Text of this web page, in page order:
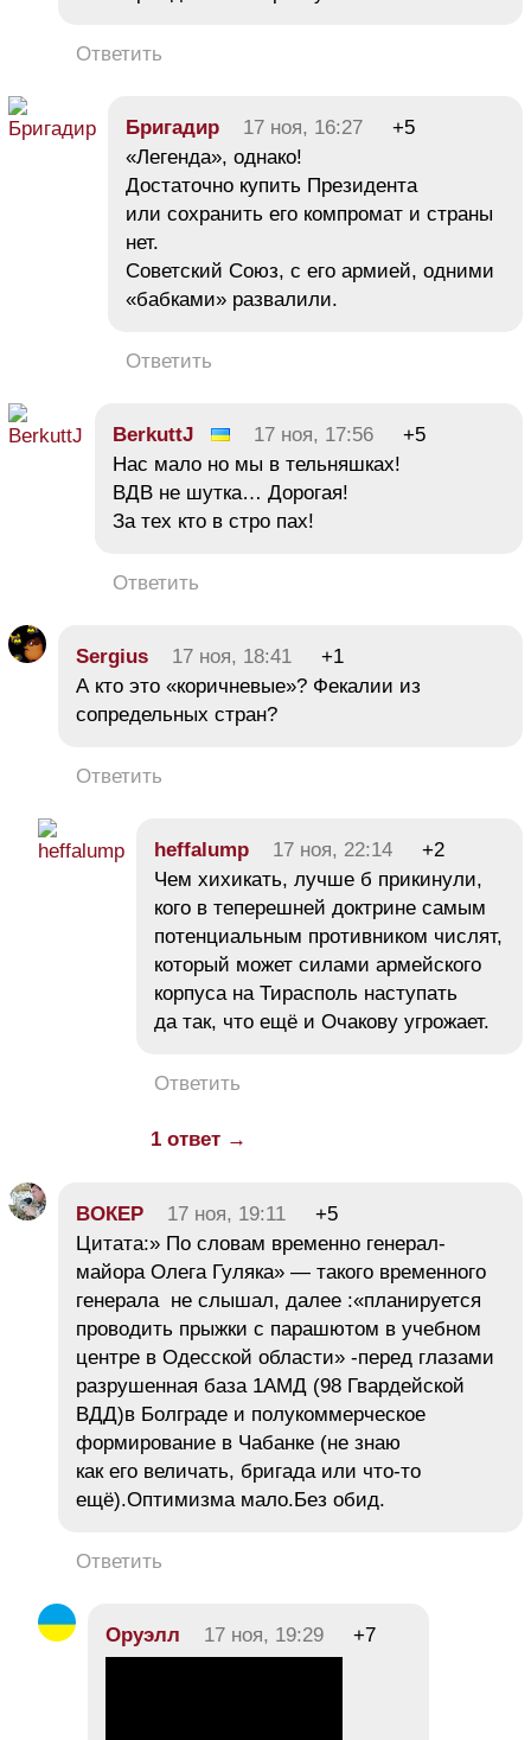
Ответить
Бригадир 17 ноя, 16:27
+5
«Легенда», однако!
Достаточно купить Президента
или сохранить его компромат и страны
нет.
Советский Союз, с его армией, одними
«бабками» развалили.
Ответить
BerkuttJ 17 ноя, 17:56
+5
Нас мало но мы в тельняшках!
ВДВ не шутка… Дорогая!
За тех кто в стро пах!
Ответить
Sergius 17 ноя, 18:41
+1
А кто это «коричневые»? Фекалии из
сопредельных стран?
Ответить
heffalump 17 ноя, 22:14
+2
Чем хихикать, лучше б прикинули,
кого в теперешней доктрине самым
потенциальным противником числят,
который может силами армейского
корпуса на Тирасполь наступать
да так, что ещё и Очакову угрожает.
Ответить
1 ответ →
ВОКЕР 17 ноя, 19:11
+5
Цитата:» По словам временно генерал-
майора Олега Гуляка» — такого временного
генерала не слышал, далее :«планируется
проводить прыжки с парашютом в учебном
центре в Одесской области» -перед глазами
разрушенная база 1АМД (98 Гвардейской
ВДД)в Болграде и полукоммерческое
формирование в Чабанке (не знаю
как его величать, бригада или что-то
ещё).Оптимизма мало.Без обид.
Ответить
Оруэлл 17 ноя, 19:29 +7